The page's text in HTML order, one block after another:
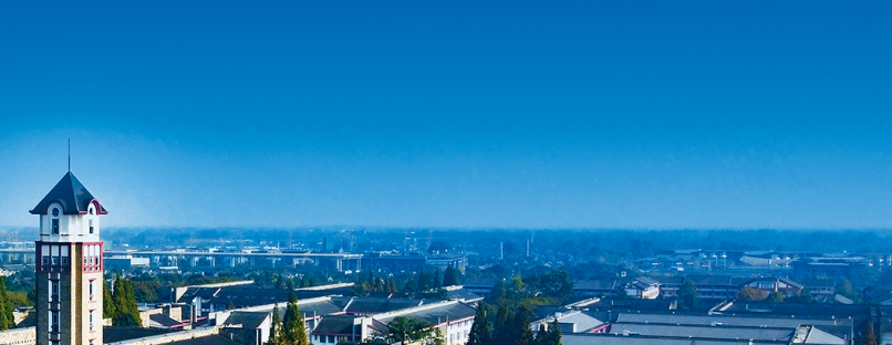
组织机构
理念特色
大 事 记
领导关怀
数字艺术与设计学院
外国语学院
健康医疗科技学院
数智应用技术学院
媒体聚焦 校 团 委
师资力量
奖助学金
联系我们四川省高校网络理政平台